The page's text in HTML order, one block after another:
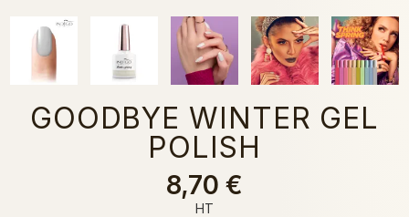
GOODBYE WINTER GEL
POLISH
8,70 €
HT